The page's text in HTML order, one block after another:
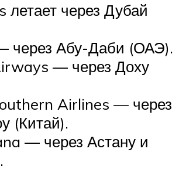
летает через Дубай
через Абу-Даби (ОАЭ).
— через Доху
Airlines — через
(Китай).
— через Астану и